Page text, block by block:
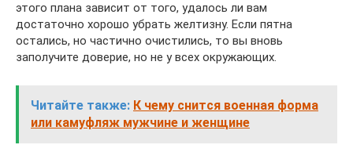
этого плана зависит от того, удалось ли вам
достаточно хорошо убрать желтизну. Если пятна
остались, но частично очистились, то вы вновь
заполучите доверие, но не у всех окружающих.
Читайте также: К чему снится военная форма
или камуфляж мужчине и женщине